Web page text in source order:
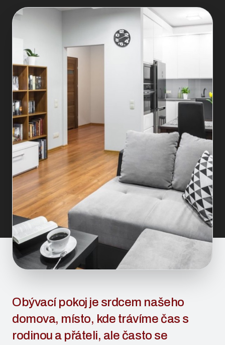
Obývací pokoj je srdcem našeho
domova, místo, kde trávíme čas s
rodinou a přáteli, ale často se